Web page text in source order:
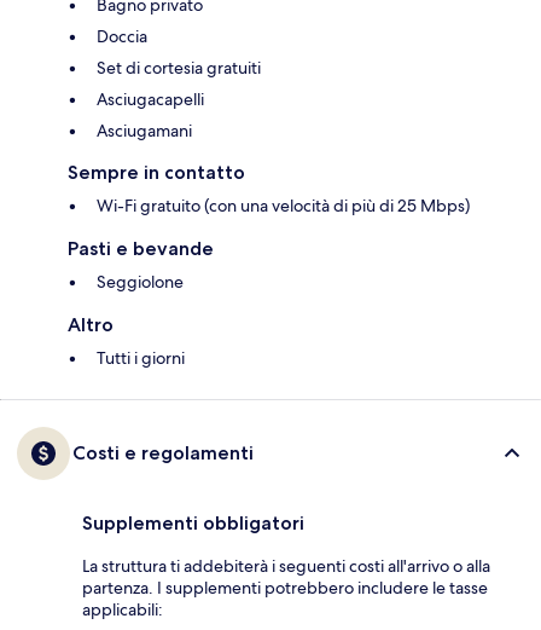
Bagno privato
Doccia
Set di cortesia gratuiti
Asciugacapelli
Asciugamani
Sempre in contatto
Wi-Fi gratuito (con una velocità di più di 25 Mbps)
Pasti e bevande
Seggiolone
Altro
Tutti i giorni
Costi e regolamenti
Supplementi obbligatori
La struttura ti addebiterà i seguenti costi all'arrivo o alla
partenza. I supplementi potrebbero includere le tasse
applicabili: